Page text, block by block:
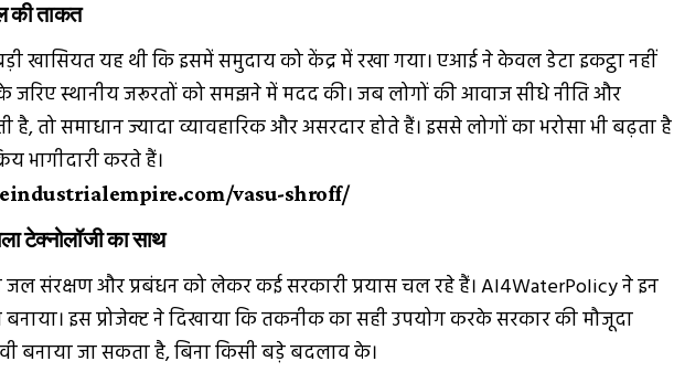
की ताकत
खासियत यह थी कि इसमें समुदाय को केंद्र में रखा गया। एआई ने केवल डेटा इकट्ठा नहीं
जरिए स्थानीय जरूरतों को समझने में मदद की। जब लोगों की आवाज सीधे नीति और
है, तो समाधान ज्यादा व्यावहारिक और असरदार होते हैं। इससे लोगों का भरोसा भी बढ़ता है
भागीदारी करते हैं।
vasu-shroff/
टेक्नोलॉजी का साथ
जल संरक्षण और प्रबंधन को लेकर कई सरकारी प्रयास चल रहे हैं। AI4WaterPolicy ने इन
इस प्रोजेक्ट ने दिखाया कि तकनीक का सही उपयोग करके सरकार की मौजूदा
बनाया जा सकता है, बिना किसी बड़े बदलाव के।